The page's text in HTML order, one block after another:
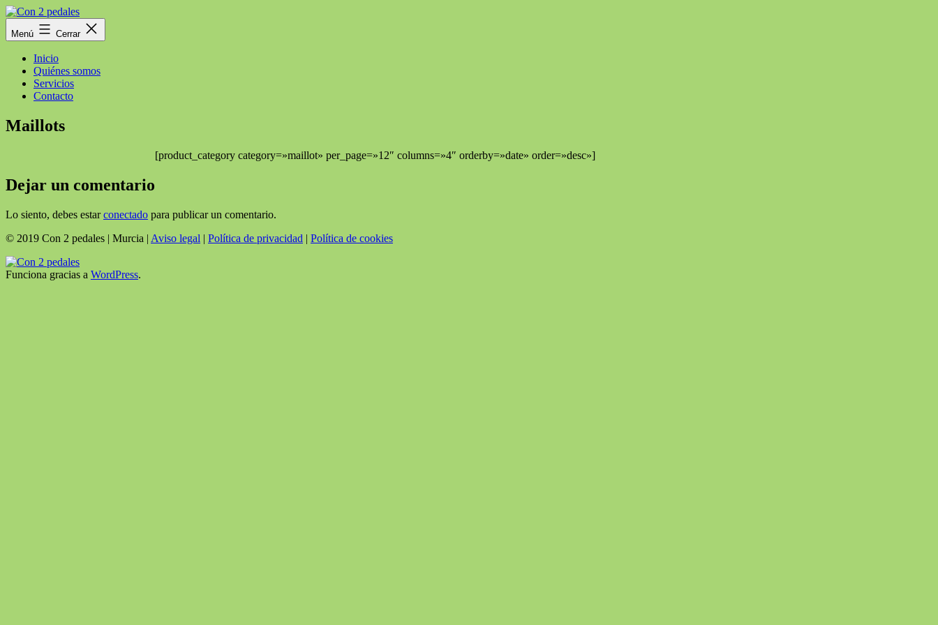
Saltar
al
contenido
Con
Menú Cerrar
Inicio
Quiénes somos
Servicios
Contacto
Maillots
[product_category category=»maillot» per_page=»12″ columns=»4″ orderby=»date» order=»desc»]
Dejar un comentario
Lo siento, debes estarconectado para publicar un comentario.
© 2019 Con 2 pedales | Murcia | Aviso legal | Política de privacidad | Política de cookies
Funciona gracias a WordPress.